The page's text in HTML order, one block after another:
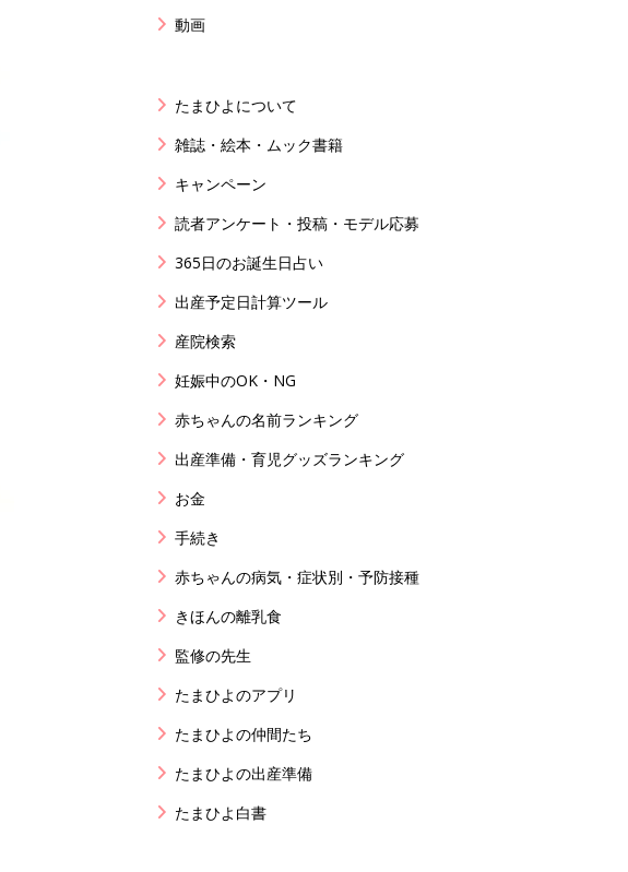
動画
たまひよについて
雑誌・絵本・ムック書籍
キャンペーン
読者アンケート・投稿・モデル応募
365日のお誕生日占い
出産予定日計算ツール
産院検索
妊娠中のOK・NG
赤ちゃんの名前ランキング
出産準備・育児グッズランキング
お金
手続き
赤ちゃんの病気・症状別・予防接種
きほんの離乳食
監修の先生
たまひよのアプリ
たまひよの仲間たち
たまひよの出産準備
たまひよ白書